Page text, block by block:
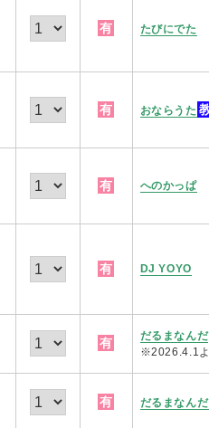
有 たびにでた
有 おならうた
有 へのかっぱ
有 DJ YOYO
有
だるまなんだ
※2026.4.1よ
有 だるまなんだ